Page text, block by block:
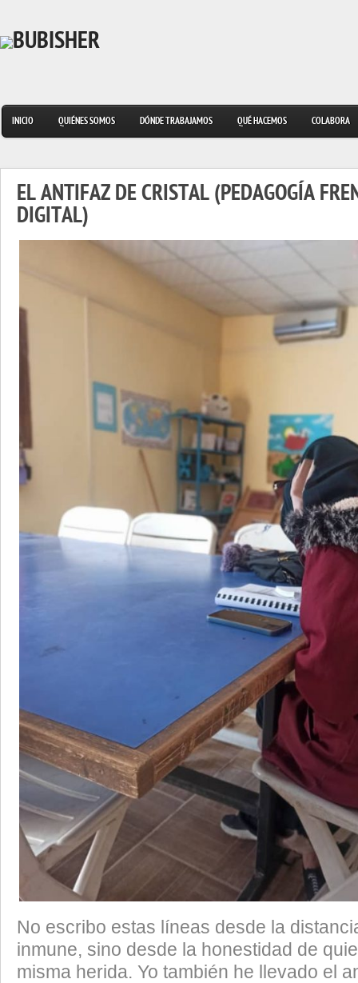
INICIO QUIÉNES SOMOS DÓNDE TRABAJAMOS QUÉ HACEMOS COLABORA
EL ANTIFAZ DE CRISTAL (PEDAGOGÍA
DIGITAL)
​No escribo estas líneas desde la
inmune, sino desde la honestidad de
misma herida. Yo también he llevado el